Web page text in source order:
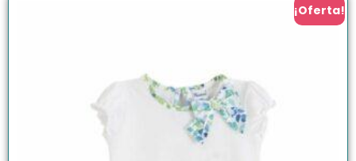
¡Oferta!